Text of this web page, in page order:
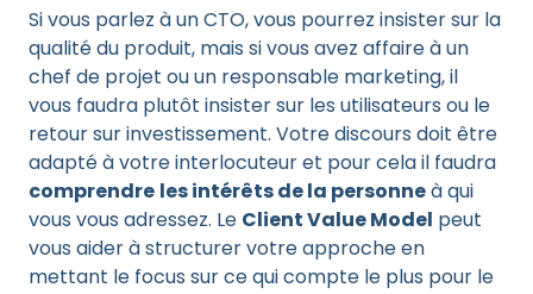
Si vous parlez à un CTO, vous pourrez insister sur la
qualité du produit, mais si vous avez affaire à un
chef de projet ou un responsable marketing, il
vous faudra plutôt insister sur les utilisateurs ou le
retour sur investissement. Votre discours doit être
adapté à votre interlocuteur et pour cela il faudra
comprendre les intérêts de la personneà qui
vous vous adressez. Le Client Value Model peut
vous aider à structurer votre approche en
mettant le focus sur ce qui compte le plus pour le